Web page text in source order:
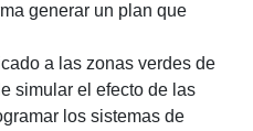
generar un plan que
a las zonas verdes de
simular el efecto de las
los sistemas de